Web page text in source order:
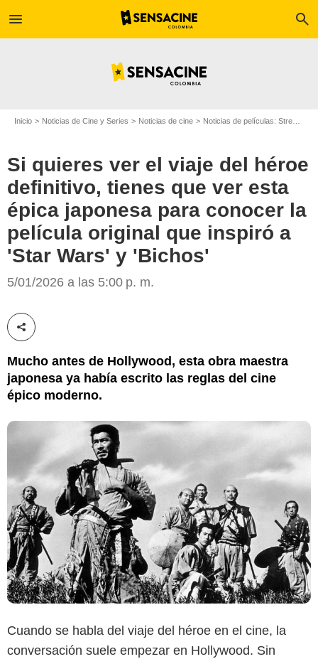
menu search
Inicio Noticias de Cine y Series Noticias de cine Noticias de películas: Streaming
Si quieres ver el viaje del héroe
definitivo, tienes que ver esta
épica japonesa para conocer la
película original que inspiró a
'Star Wars' y 'Bichos'
5/01/2026 a las 5:00 p. m.
Compartir esta noticia
Mucho antes de Hollywood, esta obra maestra
japonesa ya había escrito las reglas del cine
épico moderno.
Prime Video
Cuando se habla del viaje del héroe en el cine, la
conversación suele empezar en Hollywood. Sin